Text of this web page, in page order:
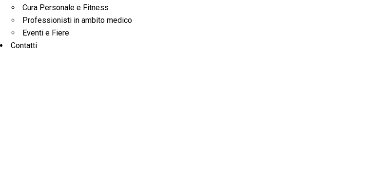
Cura Personale e Fitness
Professionisti in ambito medico
Eventi e Fiere
Contatti